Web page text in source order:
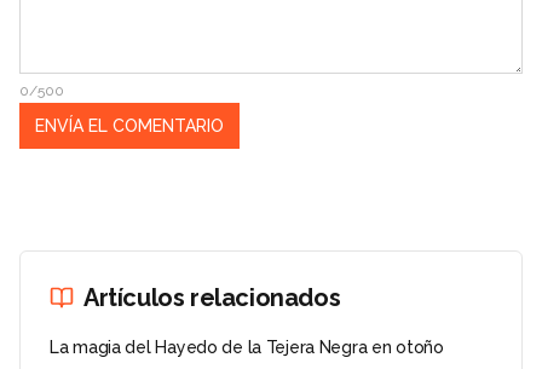
0/500
Artículos relacionados
La magia del Hayedo de la Tejera Negra en otoño